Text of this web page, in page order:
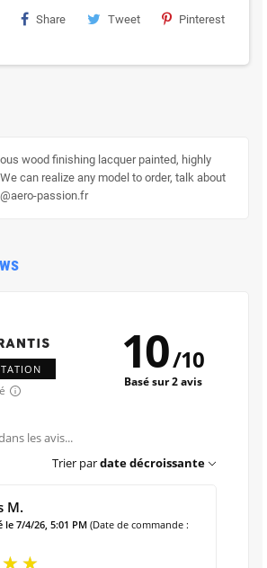
Share Tweet Pinterest
wood finishing lacquer painted, highly
can realize any model to order, talk about
passion.fr
10/10
Basé sur 2 avis
Trier pardate décroissante
M.
le 7/4/26, 5:01 PM (Date de commande :